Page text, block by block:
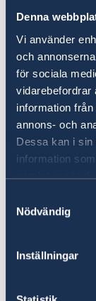
Denna
Vi använder
och
för sociala
vidarebefordrar
information
annons- och
Dessa kan i sin
information
samlat in när
Nödvändig
Inställningar
Official
Möchten
erfahren?